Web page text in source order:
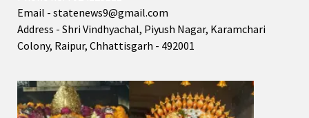
Email - statenews9@gmail.com
Address - Shri Vindhyachal, Piyush Nagar, Karamchari
Colony, Raipur, Chhattisgarh - 492001